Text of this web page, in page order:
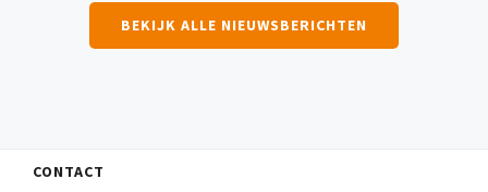
BEKIJK ALLE NIEUWSBERICHTEN
CONTACT